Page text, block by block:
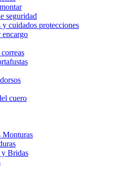
seguridad
y cuidados protecciones
encargo
cuero
Monturas
y Bridas